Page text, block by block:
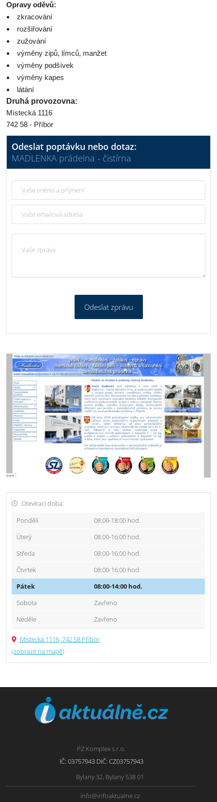
Opravy oděvů:
zkracování
rozšiřování
zužování
výměny zipů, límců, manžet
výměny podšívek
výměny kapes
látání
Druhá provozovna:
Místecká 1116
742 58 - Příbor
Odeslat poptávku nebo dotaz:
MADLENKA prádelna - čistírna
Odeslat zprávu
Otevírací doba:
Pondělí
08:00-18:00 hod.
Úterý
08:00-16:00 hod.
Středa
08:00-16:00 hod.
Čtvrtek
08:00-16:00 hod.
Pátek
08:00-14:00 hod.
Sobota
Zavřeno
Neděle
Zavřeno
Místecká 1116, 742 58 Příbor
(zobrazit na mapě)
PZ Komplex s.r.o.
IČ: 03757943 DIČ: CZ03757943
Bylany 32, Bylany 538 01
info@infoaktualne.cz